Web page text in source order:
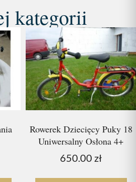
kategorii
Rowerek Dziecięcy Puky 18
Uniwersalny Osłona 4+
650.00 zł